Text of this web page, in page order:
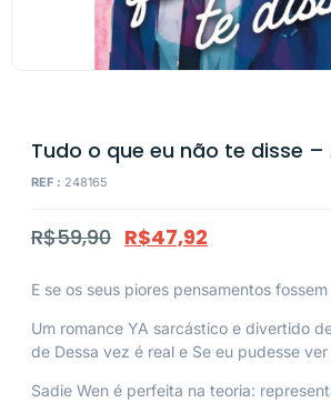
Tudo o que eu não te disse –
REF : 248165
R$59,90 R$47,92
E se os seus piores pensamentos
Um romance YA sarcástico e divertido
de Dessa vez é real e Se eu pudesse ver
Sadie Wen é perfeita na teoria: